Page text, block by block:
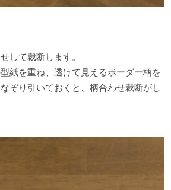
して裁断します。
紙を重ね、透けて見えるボーダー柄を
ぞり引いておくと、柄合わせ裁断がし